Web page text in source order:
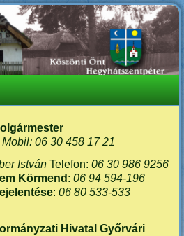
06 30 458 17 21
IstvánTelefon: 06 30 986 9256
Körmend : 06 94 594-196
: 06 80 533-533
Hivatal Győrvári